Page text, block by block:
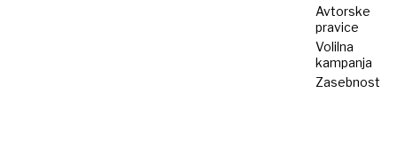
Avtorske
pravice
Volilna
kampanja
Zasebnost